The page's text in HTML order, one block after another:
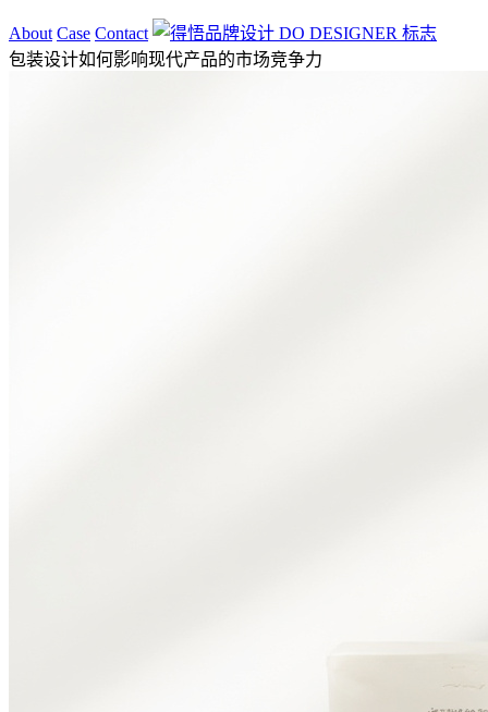
About Case Contact
包装设计如何影响现代产品的市场竞争力